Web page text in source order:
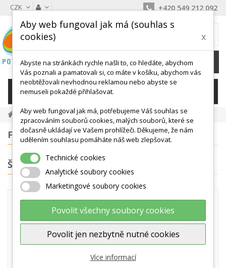
CZK +420 549 212 092
0 Kč
KATEGORIE
Míče, Válce, Hopsadla Overbally
FILTROVÁNÍ
ŠTÍTKY
OVERBALLY
Overball je malý cvičební míč, který má široké spektrum použití.
Overbally se používají na rehabilitační cvičení, v pilates nebo
jako balanční pomůcky. Velmi časté jsou overbally v kurzech
cvičení pro těhotné nebo cvičení s dětmi. Overball se využívá od
těch nejmenších cvičenců až po dospělé a seniory. Malé reha
míče mají vysokou nosnost a jsou ...zobrazit více
Aby web fungoval jak má (souhlas s
cookies)
x
Abyste na stránkách rychle našli to, co hledáte, abychom
Vás poznali a pamatovali si, co máte v košíku, abychom vás
neobtěžovali nevhodnou reklamou nebo abyste se
nemuseli pokaždé přihlašovat.
Aby web fungoval jak má, potřebujeme Váš souhlas se
zpracováním souborů cookies, malých souborů, které se
dočasně ukládají ve Vašem prohlížeči. Děkujeme, že nám
udělením souhlasu pomáháte náš web zlepšovat.
Technické cookies
Analytické soubory cookies
Marketingové soubory cookies
Povolit všechny soubory cookies
Povolit jen nezbytně nutné cookies
Více informací